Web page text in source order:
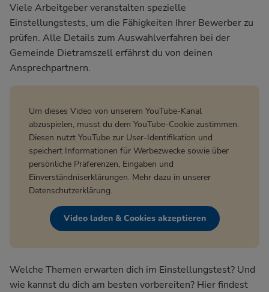
Viele Arbeitgeber veranstalten spezielle
Einstellungstests, um die Fähigkeiten Ihrer Bewerber zu
prüfen. Alle Details zum Auswahlverfahren bei der
Gemeinde Dietramszellerfährst du von deinen
Ansprechpartnern.
Um dieses Video von unserem YouTube-Kanal
abzuspielen, musst du dem YouTube-Cookie zustimmen.
Diesen nutzt YouTube zur User-Identifikation und
speichert Informationen für Werbezwecke sowie über
persönliche Präferenzen, Eingaben und
Einverständniserklärungen. Mehr dazu in unserer
Datenschutzerklärung.
Video laden & Cookies akzeptieren
Welche Themen erwarten dich im Einstellungstest? Und
wie kannst du dich am besten vorbereiten? Hier findest